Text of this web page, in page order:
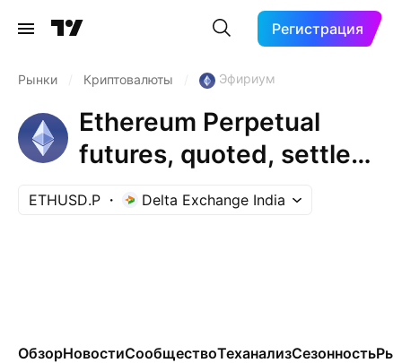
Регистрация
Рынки Криптовалюты Эфириум
Ethereum Perpetual
futures, quoted, settled
& margined in US Dollar
ETHUSD.P Delta Exchange India
ОбзорНовостиСообществоТеханализСезонность